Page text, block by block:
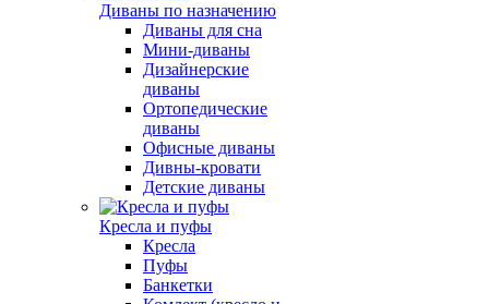
Диваны по назначению
Диваны для сна
Мини-диваны
Дизайнерские
диваны
Ортопедические
диваны
Офисные диваны
Дивны-кровати
Детские диваны
Кресла и пуфы
Кресла
Пуфы
Банкетки